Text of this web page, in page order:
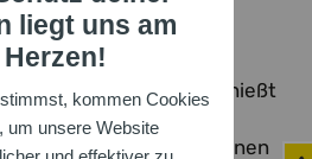
liegt uns am
Herzen!
kommen Cookies
um unsere Website
Ibert. "Bei uns als
Vereinsleben genießt
und Wettkampfsport,
in jedem Alter einen